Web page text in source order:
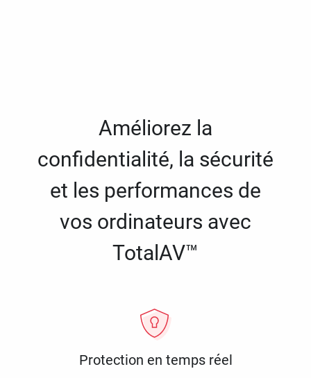
Améliorez la
confidentialité, la sécurité
et les performances de
vos ordinateurs avec
TotalAV™
Protection en temps réel